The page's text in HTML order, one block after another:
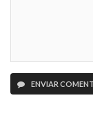
ENVIAR